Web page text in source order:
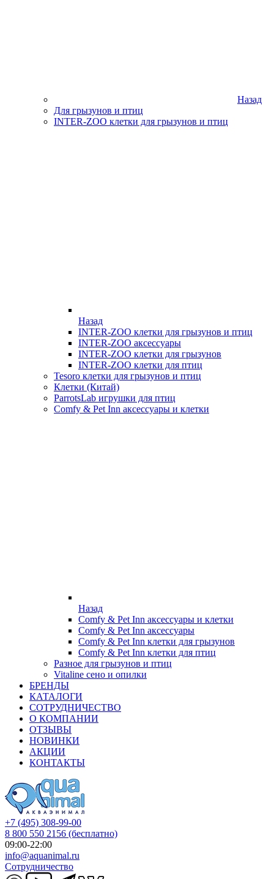
Назад
Для грызунов и птиц
INTER-ZOO клетки для грызунов и птиц
Назад
INTER-ZOO клетки для грызунов и птиц
INTER-ZOO аксессуары
INTER-ZOO клетки для грызунов
INTER-ZOO клетки для птиц
Tesoro клетки для грызунов и птиц
Клетки (Китай)
ParrotsLab игрушки для птиц
Comfy & Pet Inn аксессуары и клетки
Назад
Comfy & Pet Inn аксессуары и клетки
Comfy & Pet Inn аксессуары
Comfy & Pet Inn клетки для грызунов
Comfy & Pet Inn клетки для птиц
Разное для грызунов и птиц
Vitaline сено и опилки
БРЕНДЫ
КАТАЛОГИ
СОТРУДНИЧЕСТВО
О КОМПАНИИ
ОТЗЫВЫ
НОВИНКИ
АКЦИИ
КОНТАКТЫ
+7 (495) 308-99-00
8 800 550 2156 (бесплатно)
09:00-22:00
info@aquanimal.ru
Сотрудничество